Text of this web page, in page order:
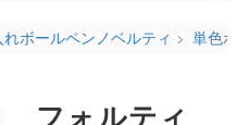
れボールペンノベルティ 単色ボ
フォルティ